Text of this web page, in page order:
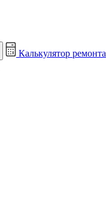
Калькулятор ремонта